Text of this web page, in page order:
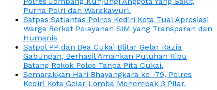
Purna Polri dan Warakawuri.
Satpas Satlantas Polres Kediri Kota Tuai Apresiasi
Warga Berkat Pelayanan SIM yang Transparan dan
Humanis
Satpol PP dan Bea Cukai Blitar Gelar Razia
Gabungan, Berhasil Amankan Puluhan Ribu
Batang Rokok Polos Tanpa Pita Cukai.
Semarakkan Hari Bhayangkara ke -79, Polres
Kediri Kota Gelar Lomba Menembak 3 Pilar.